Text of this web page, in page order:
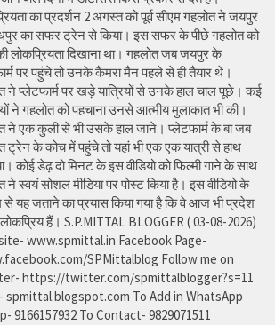
का प्रदर्शन 2 अगस्त को पूर्व सीएम गहलोत ने जयपुर
का सफर ट्रेन से किया। इस सफर के पीछे गहलोत को
लोकप्रियता दिखाना था। गहलोत जब जयपुर के
पर पहुंचे तो उनके कैमरा मैन पहले से ही तैयार थे।
ने प्लेटफार्म पर खड़े यात्रियों से उनके हाल चाल पूछे। कई
ने गहलोत को पहचाना उनसे आत्मीय मुलाकात भी की।
ने एक कुली से भी उसके हाल जाने। प्लेटफार्म के बा जब
ट्रेन के कोच में पहुंचे तो यहां भी एक एक यात्री से हाथ
कोई डेढ़ दो मिनट के इस वीडियो को फिल्मी गाने के साथ
ने स्वयं सोशल मीडिया पर पोस्ट किया है। इस वीडियो के
से यह जताने का प्रयास किया गया है कि वे आज भी प्रदेश
हैं। S.P.MITTAL BLOGGER ( 03-08-2026)
www.spmittal.in Facebook Page-
SPMittalblog Follow me on
https://twitter.com/spmittalblogger?s=11
spmittal.blogspot.com To Add in WhatsApp
9166157932 To Contact- 9829071511